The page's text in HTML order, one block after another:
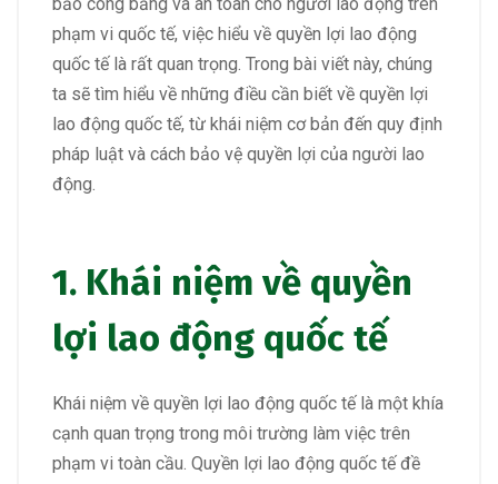
phạm vi quốc tế, việc hiểu về quyền lợi lao động
quốc tế là rất quan trọng. Trong bài viết này, chúng
ta sẽ tìm hiểu về những điều cần biết về quyền lợi
lao động quốc tế, từ khái niệm cơ bản đến quy định
pháp luật và cách bảo vệ quyền lợi của người lao
động.
1. Khái niệm về quyền
lợi lao động quốc tế
Khái niệm về quyền lợi lao động quốc tế là một khía
cạnh quan trọng trong môi trường làm việc trên
phạm vi toàn cầu. Quyền lợi lao động quốc tế đề